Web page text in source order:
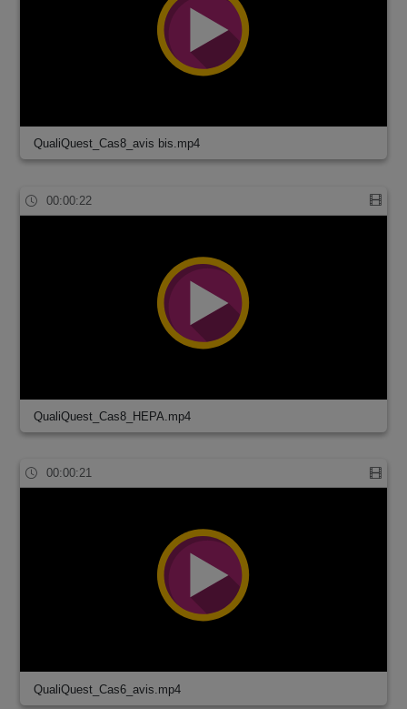
QualiQuest_Cas8_avis bis.mp4
00:00:22
QualiQuest_Cas8_HEPA.mp4
00:00:21
QualiQuest_Cas6_avis.mp4